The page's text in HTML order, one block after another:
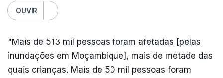
OUVIR
"Mais de 513 mil pessoas foram afetadas [pelas
inundações em Moçambique], mais de metade das
quais crianças. Mais de 50 mil pessoas foram